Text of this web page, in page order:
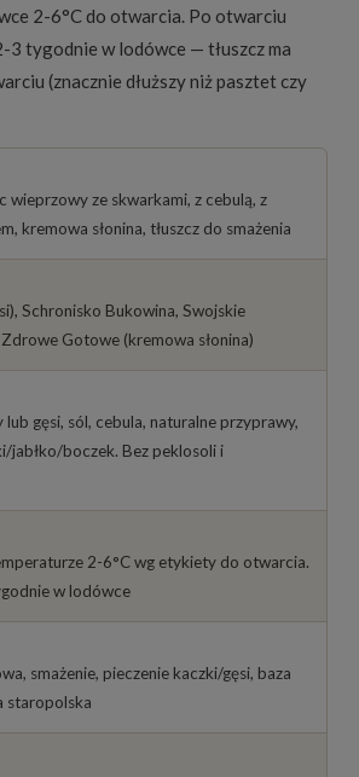
2-6°C do otwarcia. Po otwarciu
3 tygodnie w lodówce — tłuszcz ma
(znacznie dłuższy niż pasztet czy
wieprzowy ze skwarkami, z cebulą, z
kremowa słonina, tłuszcz do smażenia
Schronisko Bukowina, Swojskie
Gotowe (kremowa słonina)
lub gęsi, sól, cebula, naturalne przyprawy,
jabłko/boczek. Bez peklosoli i
2-6°C wg etykiety do otwarcia.
w lodówce
smażenie, pieczenie kaczki/gęsi, baza
staropolska